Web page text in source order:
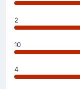
46'
Aaron
Wolfsbourg
But !
2
10
4